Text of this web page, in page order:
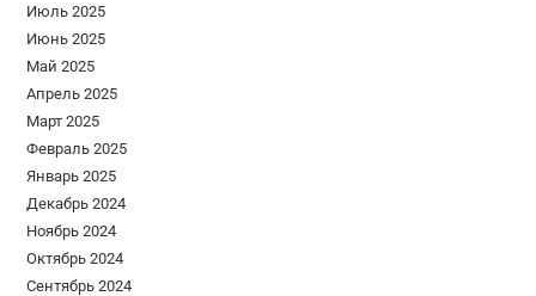
Июль 2025
Июнь 2025
Май 2025
Апрель 2025
Март 2025
Февраль 2025
Январь 2025
Декабрь 2024
Ноябрь 2024
Октябрь 2024
Сентябрь 2024